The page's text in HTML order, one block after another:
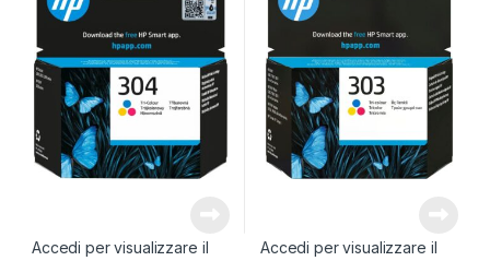
Accedi per visualizzare il
Accedi per visualizzare il